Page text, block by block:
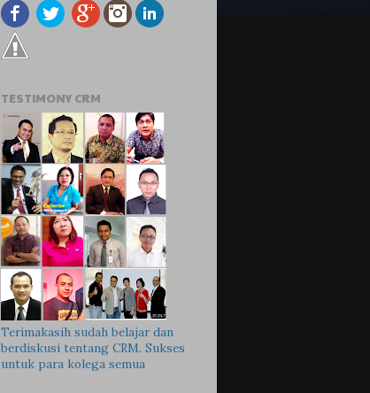
TESTIMONY CRM
Terimakasih sudah belajar dan
berdiskusi tentang CRM. Sukses
untuk para kolega semua